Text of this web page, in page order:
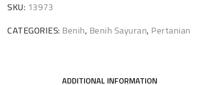
SKU: 13973
CATEGORIES: Benih, Benih Sayuran, Pertanian
ADDITIONAL INFORMATION